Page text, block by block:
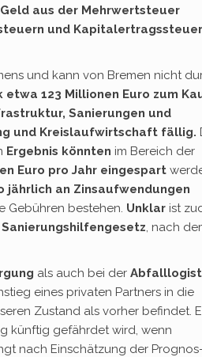
aus der Mehrwertsteuer
und
und kann von Bremen nicht
123 Millionen Euro zum
Sanierungen und
und Kreislaufwirtschaft fällig.
Ergebnis könnten im Bereich der
Euro pro Jahr eingespart
jährlich an Zinsaufwendungen
Gebühren bestehen. Unklar ist
Sanierungshilfengesetz, nach
als auch bei der
eines privaten Partners in die
Zustand als vorher befindet.
künftig gefährdet wird, wenn
nach Einschätzung der